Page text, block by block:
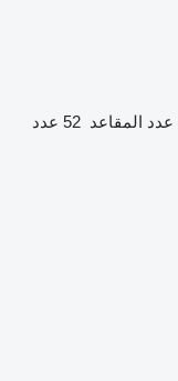
عدد المقاعد 52 عدد